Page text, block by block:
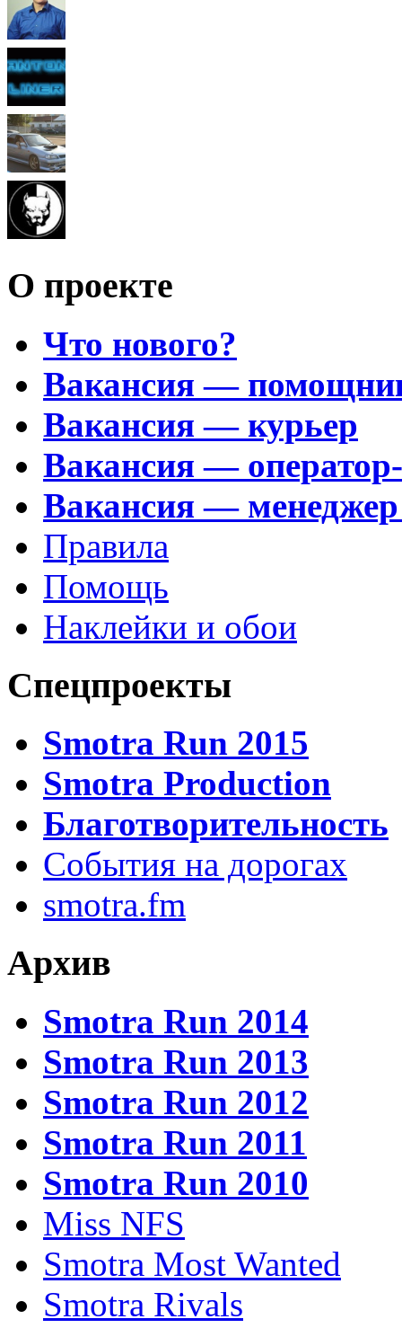
О проекте
Что нового?
Вакансия —
Вакансия — курьер
Вакансия —
Вакансия —
Правила
Помощь
Наклейки и обои
Спецпроекты
Smotra Run 2015
Smotra Production
Благотворительность
События на дорогах
smotra.fm
Архив
Smotra Run 2014
Smotra Run 2013
Smotra Run 2012
Smotra Run 2011
Smotra Run 2010
Miss NFS
Smotra Most Wanted
Smotra Rivals